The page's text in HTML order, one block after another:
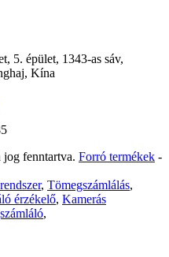
5. épület, 1343-as sáv,
Kína
fenntartva. Forró termékek -
, Tömegszámlálás,
érzékelő, Kamerás
,